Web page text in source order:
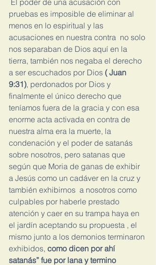
pruebas es imposible de eliminar al
menos en lo espiritual y las
acusaciones en nuestra contra  no solo
nos separaban de Dios aquí en la
tierra, también nos negaba el derecho
a ser escuchados por Dios ( Juan
9:31), perdonados por Dios y
finalmente el único derecho que
teníamos fuera de la gracia y con esa
enorme acta activada en contra de
nuestra alma era la muerte, la
condenación y el poder de satanás
sobre nosotros, pero satanas que
según que Moria de ganas de exhibir
a Jesús como un cadáver en la cruz y
también exhibirnos  a nosotros como
culpables por haberle prestado
atención y caer en su trampa haya en
el jardín aceptando su propuesta , el
mismo junto a los demonios terminaron
exhibidos, como dicen por ahí
satanás” fue por lana y termino